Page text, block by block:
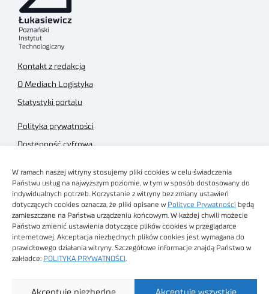
W ramach naszej witryny stosujemy pliki cookies w celu świadczenia
Państwu usług na najwyższym poziomie, w tym w sposób dostosowany do
indywidualnych potrzeb. Korzystanie z witryny bez zmiany ustawień
dotyczących cookies oznacza, że pliki opisane w Polityce Prywatności będą
zamieszczane na Państwa urządzeniu końcowym. W każdej chwili możecie
Państwo zmienić ustawienia dotyczące plików cookies w przeglądarce
internetowej. Akceptacja niezbędnych plików cookies jest wymagana do
prawidłowego działania witryny. Szczegółowe informacje znajdą Państwo w
zakładce: POLITYKA PRYWATNOŚCI
Akceptuję wszystkie
Akceptuję niezbędne
Kontakt z redakcją
O Mediach Logistyka
Statystyki portalu
Polityka prywatności
Dostępność cyfrowa
Regulamin sklepu
Obrazy stockowe
autorstwa